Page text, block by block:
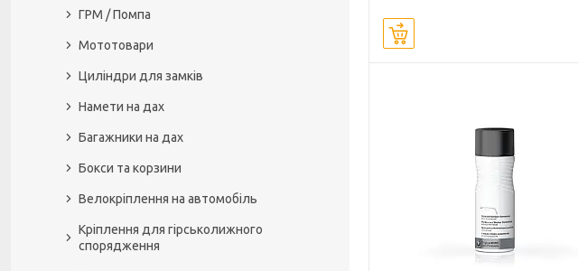
ГРМ / Помпа
Мототовари
Циліндри для замків
Намети на дах
Багажники на дах
Бокси та корзини
Велокріплення на автомобіль
Кріплення для гірськолижного
спорядження